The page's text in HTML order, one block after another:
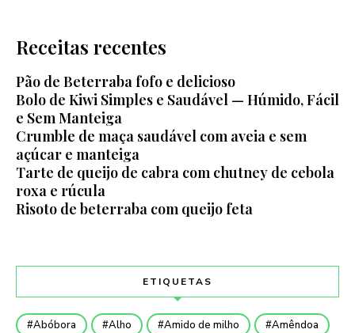
Receitas recentes
Pão de Beterraba fofo e delicioso
Bolo de Kiwi Simples e Saudável — Húmido, Fácil
e Sem Manteiga
Crumble de maça saudável com aveia e sem
açúcar e manteiga
Tarte de queijo de cabra com chutney de cebola
roxa e rúcula
Risoto de beterraba com queijo feta
ETIQUETAS
Abóbora Alho Amido de milho Amêndoa